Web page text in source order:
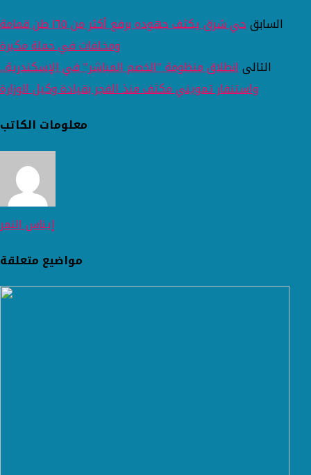
السابق
حي شرق يكثف جهوده برفع أكثر من ١٦٥ طن قمامة
ومخلفات في حملة مكبرة
التالىانطلاق منظومة "الخصم المباشر" في الإسكندرية..
واستنفار تمويني مكثف منذ الفجر بقيادة وكيل الوزارة
معلومات الكاتب
إيناس النمر
مواضيع متعلقة